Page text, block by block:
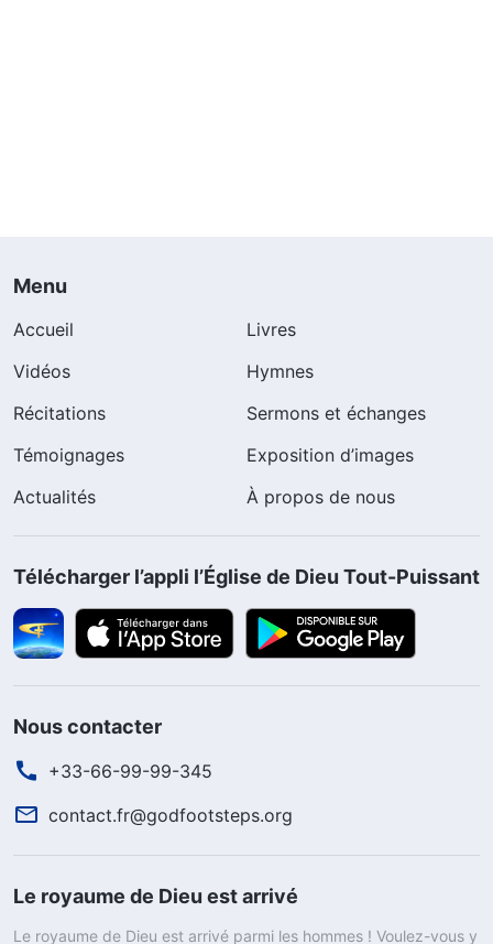
Menu
Accueil
Livres
Vidéos
Hymnes
Récitations
Sermons et échanges
Témoignages
Exposition d’images
Actualités
À propos de nous
Télécharger l’appli l’Église de Dieu Tout-Puissant
Nous contacter
+33-66-99-99-345
contact.fr@godfootsteps.org
Le royaume de Dieu est arrivé
Le royaume de Dieu est arrivé parmi les hommes ! Voulez-vous y